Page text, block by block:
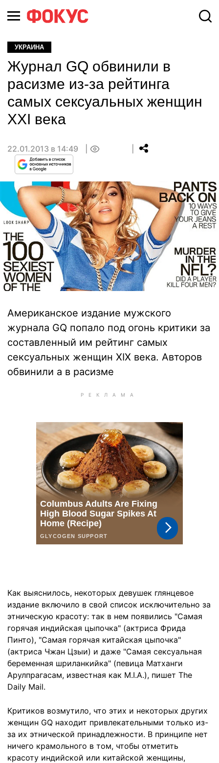
УКРАИНА
Журнал GQ обвинили в
расизме из-за рейтинга
самых сексуальных женщин
ХХІ века
22.01.2013 в 14:49
Американское издание мужского
журнала GQ попало под огонь критики за
составленный им рейтинг самых
сексуальных женщин XIX века. Авторов
обвинили а в расизме
Как выяснилось, некоторых девушек глянцевое
издание включило в свой список исключительно за
этническую красоту: так в нем появились "Самая
горячая индийская цыпочка" (актриса Фрида
Пинто), "Самая горячая китайская цыпочка"
(актриса Чжан Цзыи) и даже "Самая сексуальная
беременная шриланкийка" (певица Матханги
Арулпрагасам, известная как M.I.A.), пишет The
Daily Mail.
Критиков возмутило, что этих и некоторых других
женщин GQ находит привлекательными только из-
за их этнической принадлежности. В принципе нет
ничего крамольного в том, чтобы отметить
красоту индийской или китайской женщины,